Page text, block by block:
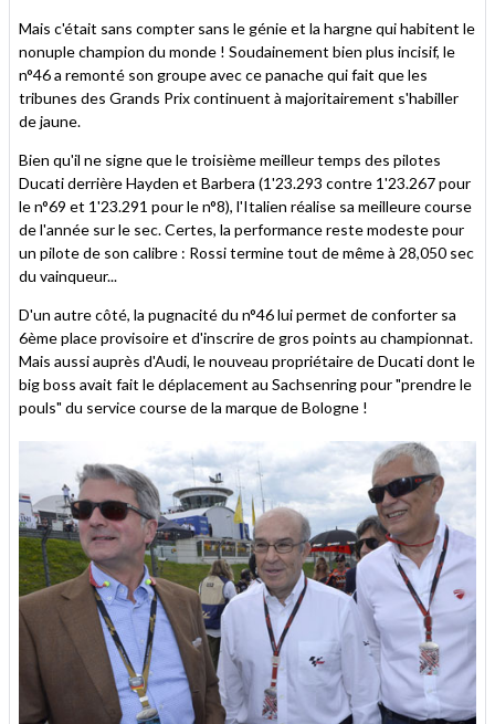
Mais c'était sans compter sans le génie et la hargne qui habitent le
nonuple champion du monde ! Soudainement bien plus incisif, le
n°46 a remonté son groupe avec ce panache qui fait que les
tribunes des Grands Prix continuent à majoritairement s'habiller
de jaune.
Bien qu'il ne signe que le troisième meilleur temps des pilotes
Ducati derrière Hayden et Barbera (1'23.293 contre 1'23.267 pour
le n°69 et 1'23.291 pour le n°8), l'Italien réalise sa meilleure course
de l'année sur le sec. Certes, la performance reste modeste pour
un pilote de son calibre : Rossi termine tout de même à 28,050 sec
du vainqueur...
D'un autre côté, la pugnacité du n°46 lui permet de conforter sa
6ème place provisoire et d'inscrire de gros points au championnat.
Mais aussi auprès d'Audi, le nouveau propriétaire de Ducati dont le
big boss avait fait le déplacement au Sachsenring pour "prendre le
pouls" du service course de la marque de Bologne !